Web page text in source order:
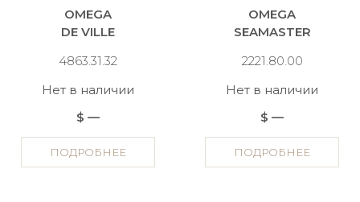
OMEGA
DE VILLE
4863.31.32
Нет в наличии
$ —
ПОДРОБНЕЕ
OMEGA
SEAMASTER
2221.80.00
Нет в наличии
$ —
ПОДРОБНЕЕ